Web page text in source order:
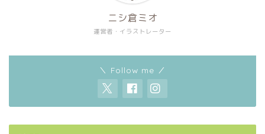
運営者・イラストレーター
ニシ倉ミオ
＼ Follow me ／